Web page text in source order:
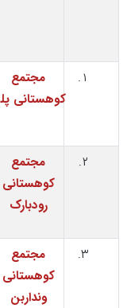
مجتمع
کوهستانی
مجتمع
کوهستانی
رودبارک
مجتمع
کوهستانی
ونداربن